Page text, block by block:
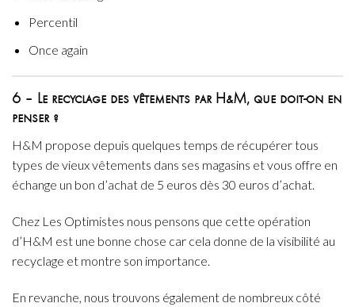
Percentil
Once again
6 – Le recyclage des vêtements par H&M, que doit-on en
penser ?
H&M propose depuis quelques temps de récupérer tous
types de vieux vêtements dans ses magasins et vous offre en
échange un bon d’achat de 5 euros dès 30 euros d’achat.
Chez Les Optimistes nous pensons que cette opération
d’H&M est une bonne chose car cela donne de la visibilité au
recyclage et montre son importance.
En revanche, nous trouvons également de nombreux côté